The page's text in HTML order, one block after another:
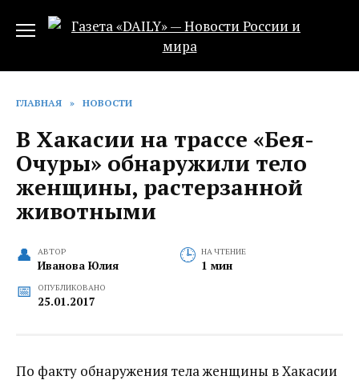
ГЛАВНАЯ » НОВОСТИ
В Хакасии на трассе «Бея-
Очуры» обнаружили тело
женщины, растерзанной
животными
АВТОР
Иванова Юлия
НА ЧТЕНИЕ
1 мин
ОПУБЛИКОВАНО
25.01.2017
По факту обнаружения тела женщины в Хакасии